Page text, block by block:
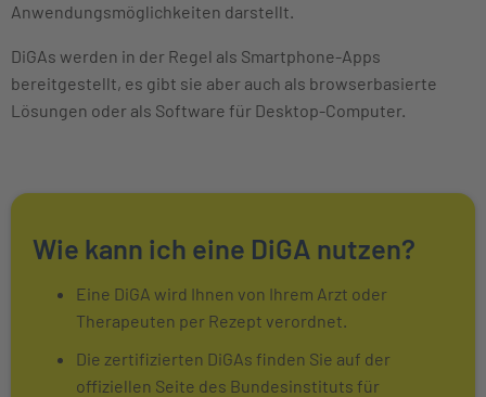
Anwendungsmöglichkeiten darstellt.
DiGAs werden in der Regel als Smartphone-Apps
bereitgestellt, es gibt sie aber auch als browserbasierte
Lösungen oder als Software für Desktop-Computer.
Wie kann ich eine DiGA nutzen?
Eine DiGA wird Ihnen von Ihrem Arzt oder
Therapeuten per Rezept verordnet.
Die zertifizierten DiGAs finden Sie auf der
offiziellen Seite des Bundesinstituts für